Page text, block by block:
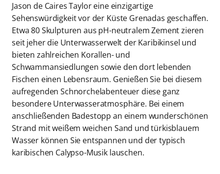
Jason de Caires Taylor eine einzigartige
Sehenswürdigkeit vor der Küste Grenadas geschaffen.
Etwa 80 Skulpturen aus pH-neutralem Zement zieren
seit jeher die Unterwasserwelt der Karibikinsel und
bieten zahlreichen Korallen- und
Schwammansiedlungen sowie den dort lebenden
Fischen einen Lebensraum. Genießen Sie bei diesem
aufregenden Schnorchelabenteuer diese ganz
besondere Unterwasseratmosphäre. Bei einem
anschließenden Badestopp an einem wunderschönen
Strand mit weißem weichen Sand und türkisblauem
Wasser können Sie entspannen und der typisch
karibischen Calypso-Musik lauschen.